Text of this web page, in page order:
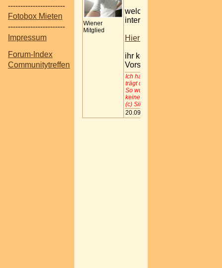
-----------------------
Fotobox Mieten
-----------------------
Impressum
Forum-Index
Communitytreffen
Wiener
Mitglied
welche Treffen würden
interessieren????
Hier geht's zum Voting
ihr könnt aber auch hier
Vorschläge einbringen...
Ich habe einen Schatz gefunden ...
trägt deinen Namen
So wunderschön und wertvoll...
keinem Geld der Welt zu bezahlen
(c) Silbermond
20.09.2007 14:52